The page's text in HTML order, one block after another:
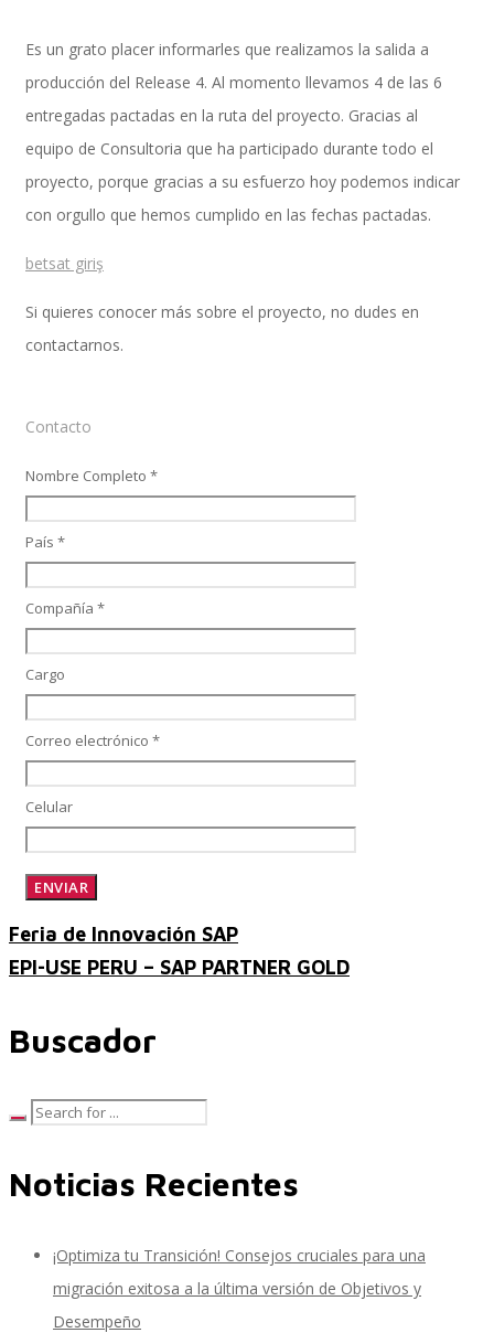
Implementación SAP SuccessFactors
Implementación Nómina Cloud Sap
Learning and Development
Performance and Goals
SAP JAM
Firma Electrónica con DocuSign
Express Packages
Soporte SuccessFactors
Es un grato placer informarles que realizamos la salida a
producción del Release 4. Al momento llevamos 4 de las 6
entregadas pactadas en la ruta del proyecto. Gracias al
equipo de Consultoria que ha participado durante todo el
proyecto, porque gracias a su esfuerzo hoy podemos indicar
con orgullo que hemos cumplido en las fechas pactadas.
betsat giriş
Si quieres conocer más sobre el proyecto, no dudes en
contactarnos.
Contacto
Nombre Completo *
País *
Compañía *
Cargo
Correo electrónico *
Celular
Feria de Innovación SAP
EPI-USE PERU – SAP PARTNER GOLD
Buscador
Noticias Recientes
¡Optimiza tu Transición! Consejos cruciales para una
migración exitosa a la última versión de Objetivos y
Desempeño